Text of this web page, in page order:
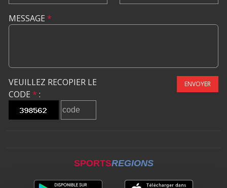
MESSAGE *
VEUILLEZ RECOPIER LE
CODE * :
ENVOYER
SPORTSREGIONS